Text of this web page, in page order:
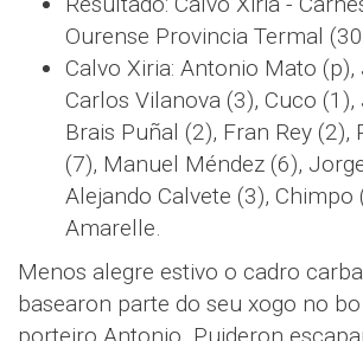
Ourense Provincia Termal
Calvo Xiria: Antonio Mato
Carlos Vilanova (3), Cuco
Brais Puñal (2), Fran Rey (2),
(7), Manuel Méndez (6),
Alejando Calvete (3), Chimpo
Amarelle.
Menos alegre estivo o cadro
basearon parte do seu xogo no